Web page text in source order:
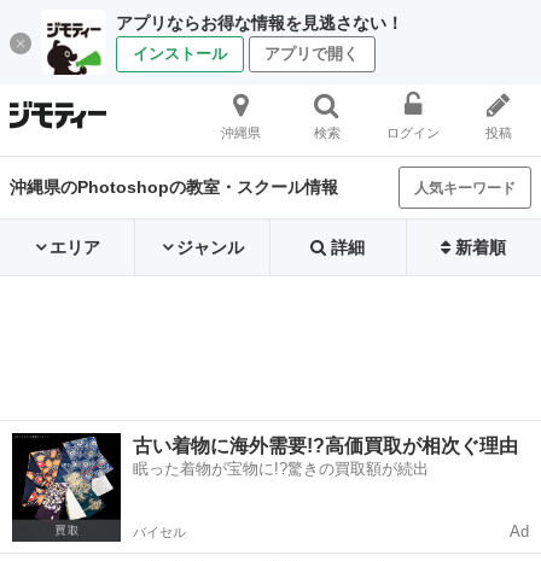
アプリならお得な情報を見逃さない！
インストール アプリで開く
沖縄県 検索 ログイン 投稿
沖縄県のPhotoshopの教室・スクール情報 人気キーワード
エリア ジャンル 詳細 新着順
古い着物に海外需要!?高価買取が相次ぐ理由
眠った着物が宝物に!?驚きの買取額が続出
バイセル Ad